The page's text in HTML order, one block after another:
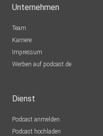
Unternehmen
Team
Karriere
Impressum
Werben auf podcast.de
Dienst
Podcast anmelden
Podcast hochladen